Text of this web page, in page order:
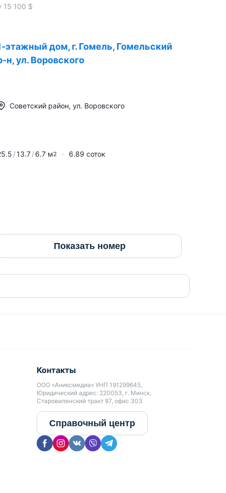
15 100 $
этажный дом, г. Гомель, Гомельский
н, ул. Воровского
Советский район, ул. Воровского
13.7 6.7 м2 6.89 соток
Показать номер
Контакты
ООО «Аниксмедиа» УНП 191299645,
Юридический адрес: 220053, г. Минск,
Старовиленский тракт 87, офис 303
Справочный центр